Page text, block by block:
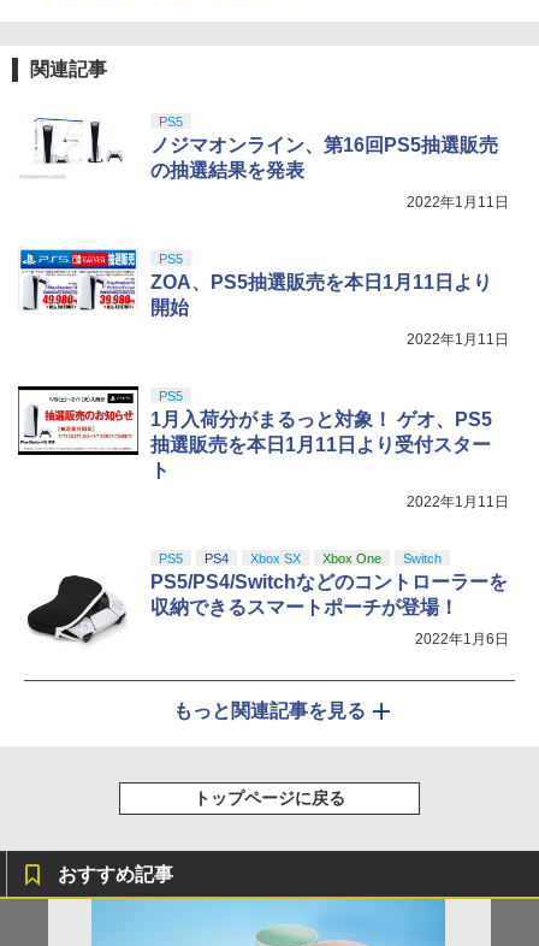
関連記事
PS5
ノジマオンライン、第16回PS5抽選販売
の抽選結果を発表
2022年1月11日
PS5
ZOA、PS5抽選販売を本日1月11日より
開始
2022年1月11日
PS5
1月入荷分がまるっと対象！ ゲオ、PS5
抽選販売を本日1月11日より受付スター
ト
2022年1月11日
PS5 PS4 Xbox SX Xbox One Switch
PS5/PS4/Switchなどのコントローラーを
収納できるスマートポーチが登場！
2022年1月6日
もっと関連記事を見る
トップページに戻る
おすすめ記事